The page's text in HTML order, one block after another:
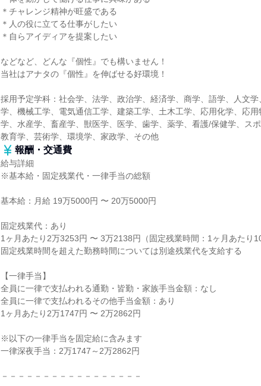
＊チャレンジ精神が旺盛である
＊人の役に立てる仕事がしたい
＊自らアイディアを提案したい
などなど、どんな『個性』でも構いません！
当社はアナタの『個性』を伸ばせる好環境！
採用予定学科：社会学、法学、政治学、経済学、商学、語学、人文
学、機械工学、電気通信工学、建築工学、土木工学、応用化学、応
学、水産学、畜産学、獣医学、医学、歯学、薬学、看護/保健学、ス
教育学、芸術学、環境学、家政学、その他
報酬・交通費
給与詳細
※基本給・固定残業代・一律手当の総額
基本給：月給 19万5000円 〜 20万5000円
固定残業代：あり
1ヶ月あたり2万3253円 〜 3万2138円（固定残業時間：1ヶ月あたり10
固定残業時間を超えた勤務時間については別途残業代を支給する
【一律手当】
全員に一律で支払われる通勤・皆勤・家族手当金額：なし
全員に一律で支払われるその他手当金額：あり
1ヶ月あたり2万1747円 〜 2万2862円
※以下の一律手当を固定給に含みます
一律深夜手当：2万1747～2万2862円
－－－－－－－－－－－－－－－－－